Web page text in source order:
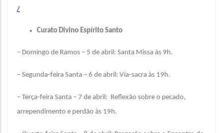
/
Curato Divino Espírito Santo
– Domingo de Ramos – 5 de abril: Santa Missa às 9h.
– Segunda-feira Santa – 6 de abril: Via-sacra às 19h.
– Terça-feira Santa – 7 de abril: Reflexão sobre o pecado,
arrependimento e perdão às 19h.